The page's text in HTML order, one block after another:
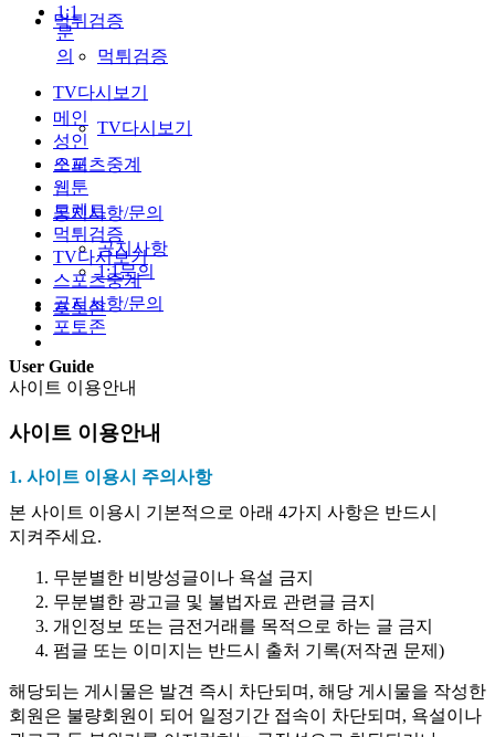
먹튀검증
먹튀검증
TV다시보기
TV다시보기
스포츠중계
공지사항/문의
공지사항
1:1문의
포토존
1:1
문
의
메인
성인
오피
웹툰
토렌트
먹튀검증
TV다시보기
스포츠중계
공지사항/문의
포토존
User Guide
사이트 이용안내
사이트 이용안내
1. 사이트 이용시 주의사항
본 사이트 이용시 기본적으로 아래 4가지 사항은 반드시
지켜주세요.
무분별한 비방성글이나 욕설 금지
무분별한 광고글 및 불법자료 관련글 금지
개인정보 또는 금전거래를 목적으로 하는 글 금지
펌글 또는 이미지는 반드시 출처 기록(저작권 문제)
해당되는 게시물은 발견 즉시 차단되며, 해당 게시물을 작성한
회원은 불량회원이 되어 일정기간 접속이 차단되며, 욕설이나